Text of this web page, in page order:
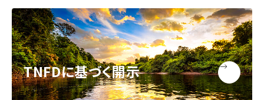
TNFDに基づく開示